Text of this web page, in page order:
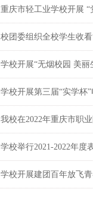
重庆市轻工业学校开展
校团委组织全校学生收
学校开展“无烟校园 美
学校开展第三届“实学杯
我校在2022年重庆市职
学校举行2021-2022年度
学校开展建团百年放飞